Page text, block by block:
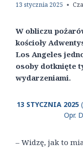
13 stycznia 2025
W obliczu
kościoły
Los Angeles
osoby dotknięte
wydarzeniami.
13 STYCZNIA 2025
Opr.
– Widzę, jak to